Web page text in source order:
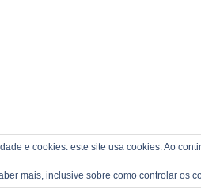
e cookies: este site usa cookies. Ao
mais, inclusive sobre como controlar os